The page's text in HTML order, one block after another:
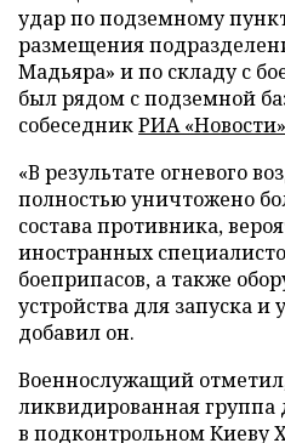
удар по подземному
размещения
Мадьяра» и по складу с
был рядом с подземной
собеседникРИА «Новости»
«В результате огневого
полностью уничтожено
состава противника,
иностранных
боеприпасов, а также
устройства для запуска
добавил он.
Военнослужащий
ликвидированная
в подконтрольном Киеву